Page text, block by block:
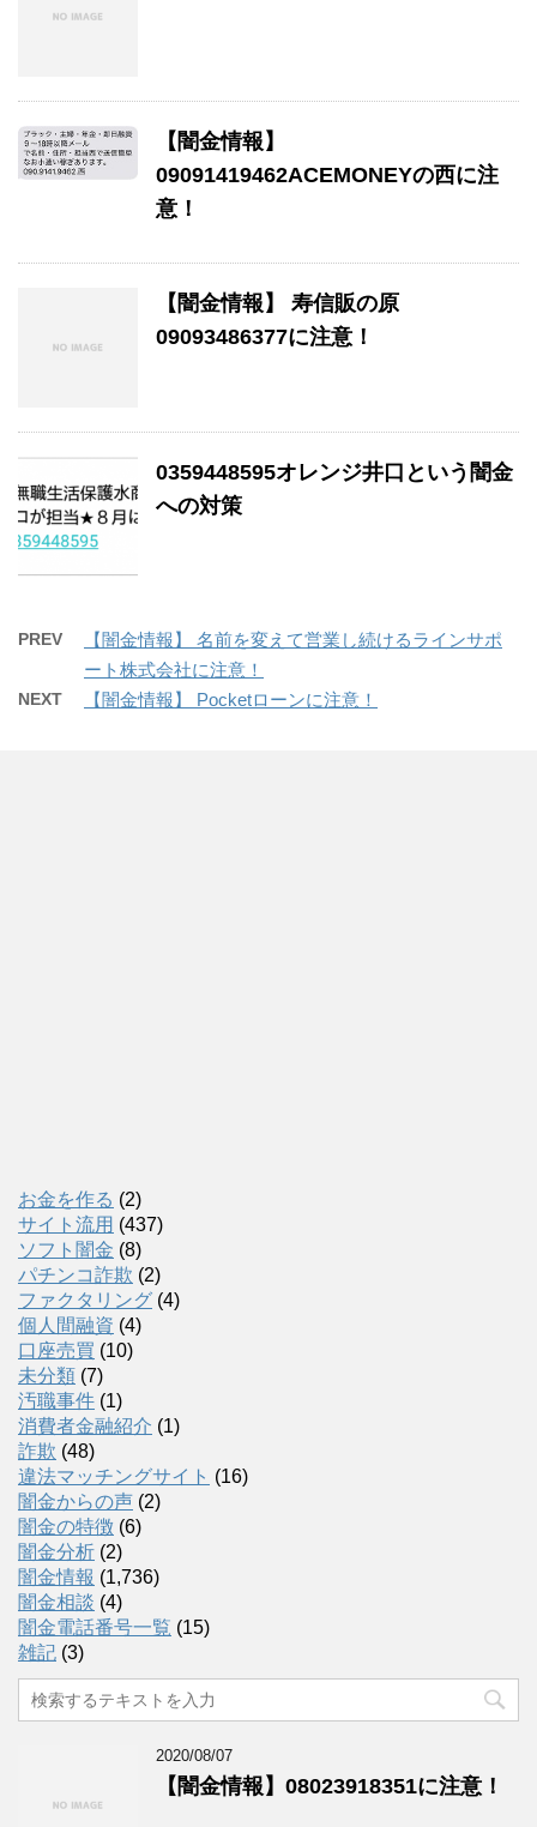
【闇金情報】
09091419462ACEMONEYの西に注
意！
【闇金情報】 寿信販の原
09093486377に注意！
0359448595オレンジ井口という闇金
への対策
PREV
【闇金情報】 名前を変えて営業し続けるラインサポ
ート株式会社に注意！
NEXT 【闇金情報】 Pocketローンに注意！
お金を作る (2)
サイト流用 (437)
ソフト闇金 (8)
パチンコ詐欺 (2)
ファクタリング (4)
個人間融資 (4)
口座売買 (10)
未分類 (7)
汚職事件 (1)
消費者金融紹介 (1)
詐欺 (48)
違法マッチングサイト (16)
闇金からの声 (2)
闇金の特徴 (6)
闇金分析 (2)
闇金情報 (1,736)
闇金相談 (4)
闇金電話番号一覧 (15)
雑記 (3)
2020/08/07
【闇金情報】08023918351に注意！